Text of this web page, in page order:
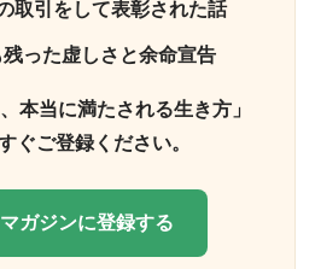
取引をして表彰された話
った虚しさと余命宣告
本当に満たされる生き方」
ぐご登録ください。
ガジンに登録する